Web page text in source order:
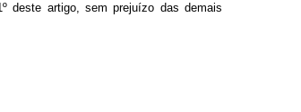
deste artigo, sem prejuízo das demais